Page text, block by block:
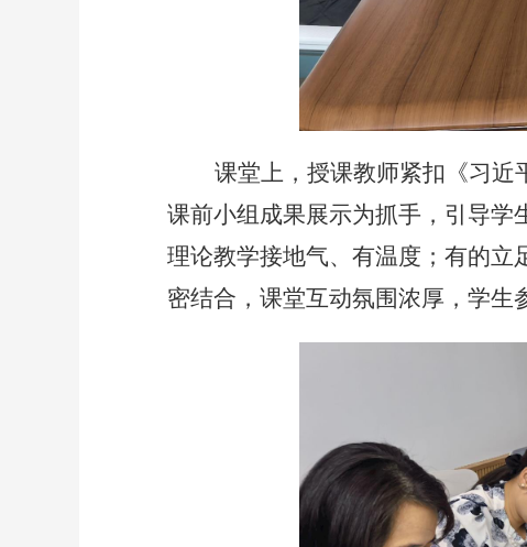
课堂上，授课教师紧扣《习近
课前小组成果展示为抓手，引导学
理论教学接地气、有温度；有的立
密结合，课堂互动氛围浓厚，学生